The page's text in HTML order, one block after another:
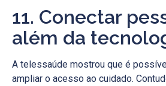
11. Conectar
além da
A telessaúde mostrou que é
ampliar o acesso ao cuidado.